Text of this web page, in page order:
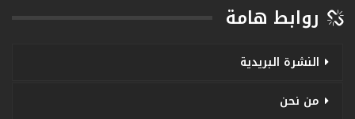
روابط هامة
النشرة البريدية
من نحن